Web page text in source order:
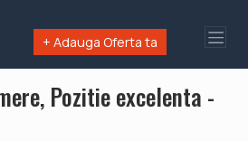
+ Adauga Oferta ta
Pozitie excelenta -